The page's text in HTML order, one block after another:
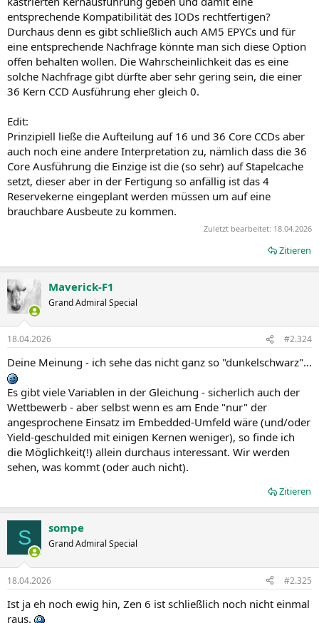
entsprechende Kompatibilität des IODs rechtfertigen?
Durchaus denn es gibt schließlich auch AM5 EPYCs und für
eine entsprechende Nachfrage könnte man sich diese Option
offen behalten wollen. Die Wahrscheinlichkeit das es eine
solche Nachfrage gibt dürfte aber sehr gering sein, die einer
36 Kern CCD Ausführung eher gleich 0.
Edit:
Prinzipiell ließe die Aufteilung auf 16 und 36 Core CCDs aber
auch noch eine andere Interpretation zu, nämlich dass die 36
Core Ausführung die Einzige ist die (so sehr) auf Stapelcache
setzt, dieser aber in der Fertigung so anfällig ist das 4
Reservekerne eingeplant werden müssen um auf eine
brauchbare Ausbeute zu kommen.
Zuletzt bearbeitet: 18.04.2026
Zitieren
Maverick-F1
Grand Admiral Special
18.04.2026 #2.324
Deine Meinung - ich sehe das nicht ganz so "dunkelschwarz"...
Es gibt viele Variablen in der Gleichung - sicherlich auch der
Wettbewerb - aber selbst wenn es am Ende "nur" der
angesprochene Einsatz im Embedded-Umfeld wäre (und/oder
Yield-geschulded mit einigen Kernen weniger), so finde ich
die Möglichkeit(!) allein durchaus interessant. Wir werden
sehen, was kommt (oder auch nicht).
Zitieren
S sompe
Grand Admiral Special
18.04.2026 #2.325
Ist ja eh noch ewig hin, Zen 6 ist schließlich noch nicht einmal
raus.